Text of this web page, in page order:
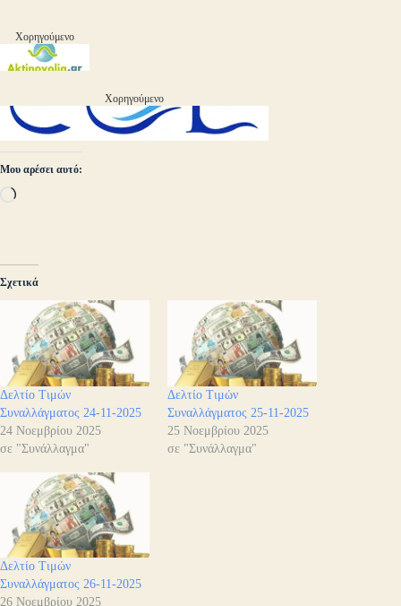
Χορηγούμενο
Χορηγούμενο
Μου αρέσει αυτό:
Loading…
Σχετικά
Δελτίο Τιμών
Συναλλάγματος 24-11-2025
24 Νοεμβρίου 2025
σε "Συνάλλαγμα"
Δελτίο Τιμών
Συναλλάγματος 25-11-2025
25 Νοεμβρίου 2025
σε "Συνάλλαγμα"
Δελτίο Τιμών
Συναλλάγματος 26-11-2025
26 Νοεμβρίου 2025